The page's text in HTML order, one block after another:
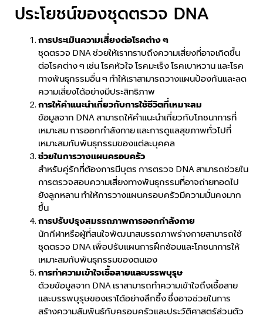
ประโยชน์ของชุดตรวจ DNA
การประเมินความเสี่ยงต่อโรคต่าง ๆ
ชุดตรวจ DNA ช่วยให้เราทราบถึงความเสี่ยงที่อาจเกิดขึ้น
ต่อโรคต่าง ๆ เช่น โรคหัวใจ โรคมะเร็ง โรคเบาหวาน และโรค
ทางพันธุกรรมอื่น ๆ ทำให้เราสามารถวางแผนป้องกันและลด
ความเสี่ยงได้อย่างมีประสิทธิภาพ
การให้คำแนะนำเกี่ยวกับการใช้ชีวิตที่เหมาะสม
ข้อมูลจาก DNA สามารถให้คำแนะนำเกี่ยวกับโภชนาการที่
เหมาะสม การออกกำลังกาย และการดูแลสุขภาพทั่วไปที่
เหมาะสมกับพันธุกรรมของแต่ละบุคคล
ช่วยในการวางแผนครอบครัว
สำหรับคู่รักที่ต้องการมีบุตร การตรวจ DNA สามารถช่วยใน
การตรวจสอบความเสี่ยงทางพันธุกรรมที่อาจถ่ายทอดไป
ยังลูกหลาน ทำให้การวางแผนครอบครัวมีความมั่นคงมาก
ขึ้น
การปรับปรุงสมรรถภาพการออกกำลังกาย
นักกีฬาหรือผู้ที่สนใจพัฒนาสมรรถภาพร่างกายสามารถใช้
ชุดตรวจ DNA เพื่อปรับแผนการฝึกซ้อมและโภชนาการให้
เหมาะสมกับพันธุกรรมของตนเอง
การทำความเข้าใจเชื้อสายและบรรพบุรุษ
ด้วยข้อมูลจาก DNA เราสามารถทำความเข้าใจถึงเชื้อสาย
และบรรพบุรุษของเราได้อย่างลึกซึ้ง ซึ่งอาจช่วยในการ
สร้างความสัมพันธ์กับครอบครัวและประวัติศาสตร์ส่วนตัว